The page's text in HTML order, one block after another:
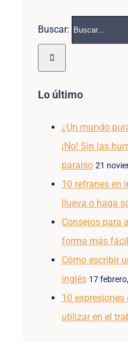
Buscar:
Lo último
¿Un mundo
¡No! Sin las
paraíso 21
10 refranes en
llueva o haga
Consejos para
forma más fácil
Cómo escribir
inglés 17
10 expresiones
utilizar en el